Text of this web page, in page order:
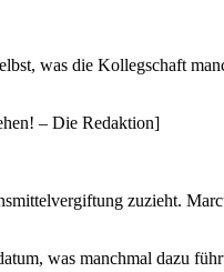
was die Kollegschaft
– Die Redaktion]
zuzieht.
was manchmal dazu